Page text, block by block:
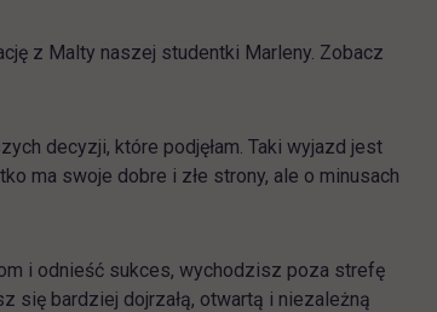
z Malty naszej studentki Marleny. Zobacz
decyzji, które podjęłam. Taki wyjazd jest
ma swoje dobre i złe strony, ale o minusach
i odnieść sukces, wychodzisz poza strefę
się bardziej dojrzałą, otwartą i niezależną